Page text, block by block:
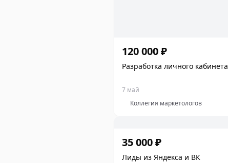
120 000 ₽
Разработка личного кабинета
7 май
Коллегия маркетологов
35 000 ₽
Лиды из Яндекса и ВК